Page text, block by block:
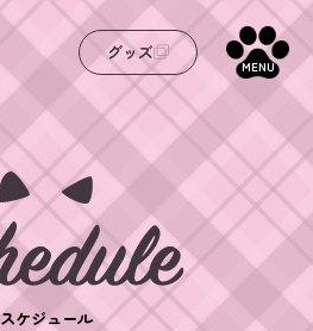
グッズ
MENU
スケジュール